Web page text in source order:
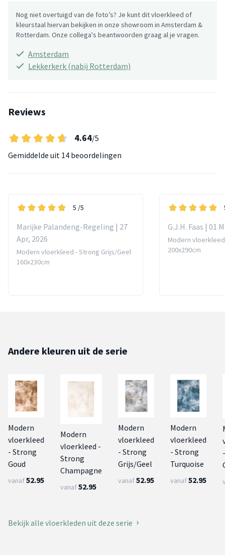
Nog niet overtuigd van de foto’s? Je kunt dit vloerkleed of
kleurstaal hiervan bekijken in onze showroom in Amsterdam &
Rotterdam. Onze collega's beantwoorden graag al je vragen.
Amsterdam
Lekkerkerk (nabij Rotterdam)
Reviews
4.64/5
Gemiddelde uit 14 beoordelingen
5 /5
Marijke Palandeng-Regeling | 27
Apr, 2026
Modern vloerkleed - Strong Grijs/Geel
160x230cm
G.J.H. Faas | 01
Modern
200x290cm
Andere kleuren uit de serie
Modern
vloerkleed
- Strong
Goud
vanaf52.95
Modern
vloerkleed -
Strong
Champagne
vanaf52.95
Modern
vloerkleed
- Strong
Grijs/Geel
vanaf52.95
Modern
vloerkleed
- Strong
Turquoise
vanaf52.95
Bekijk alle vloerkleden uit deze serie